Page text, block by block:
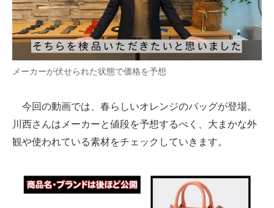
メーカーが伏せられた状態で価格を予想
今回の動画では、春らしいオレンジのバッグが登場。
川西さんはメーカーと値段を予想するべく、大まかな外
観や使われている素材をチェックしていきます。